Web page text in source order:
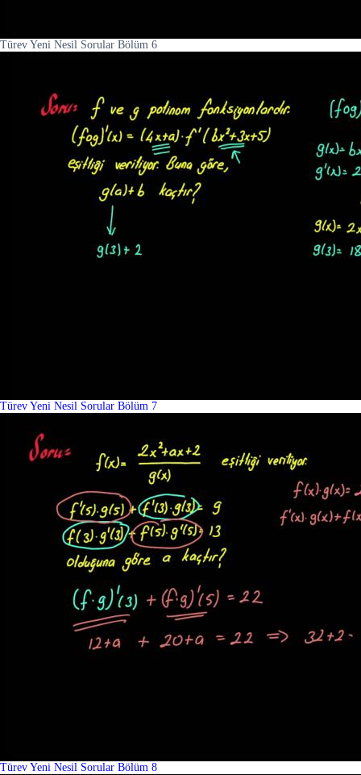
Türev Yeni Nesil Sorular Bölüm 6
Türev Yeni Nesil Sorular Bölüm 7
Türev Yeni Nesil Sorular Bölüm 8